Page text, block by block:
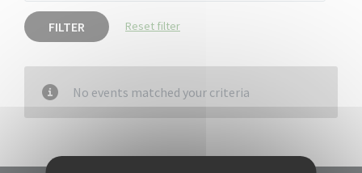
FILTER Reset filter
No events matched your criteria